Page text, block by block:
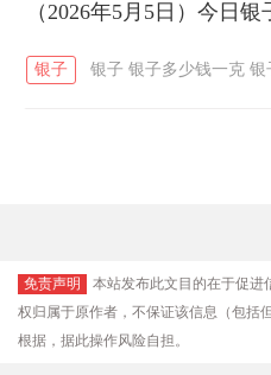
（2026年5月5日）今日
银子 银子 银子多少钱一克 银
免责声明
本站发布此文目的在于促进
权归属于原作者，不保证该信息（包括
根据，据此操作风险自担。